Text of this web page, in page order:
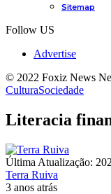
Sitemap
Follow US
Advertise
© 2022 Foxiz News
CulturaSociedade
Literacia
Última Atualização:
Terra Ruiva
3 anos atrás